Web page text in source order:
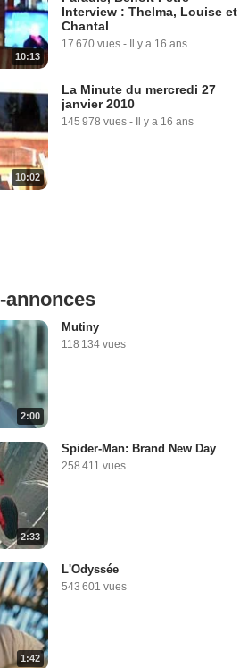
10:13
Interview : Thelma, Louise et
Chantal
17 670 vues - Il y a 16 ans
10:02
La Minute du mercredi 27
janvier 2010
145 978 vues - Il y a 16 ans
annonces
2:00
Mutiny
118 134 vues
2:33
Spider-Man: Brand New Day
258 411 vues
1:42
L'Odyssée
543 601 vues